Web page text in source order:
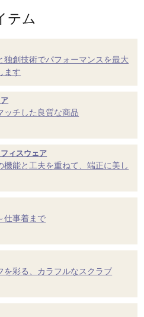
テム
独創技術でパフォーマンスを最大
ます
ッチした良質な商品
ィスウェア
機能と工夫を重ねて、端正に美し
仕事着まで
を彩る、カラフルなスクラブ